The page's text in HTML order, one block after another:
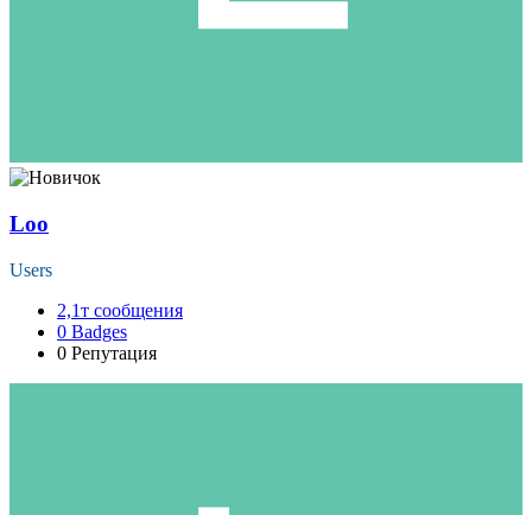
Loo
Users
2,1т сообщения
0 Badges
0 Репутация